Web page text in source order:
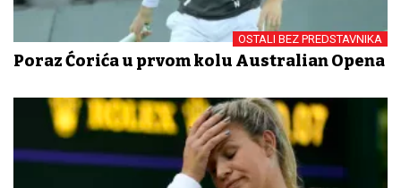
OSTALI BEZ PREDSTAVNIKA
Poraz Ćorića u prvom kolu Australian Opena